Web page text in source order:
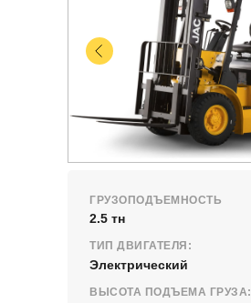
ГРУЗОПОДЪЕМНОСТЬ
2.5 тн
ТИП ДВИГАТЕЛЯ:
Электрический
ВЫСОТА ПОДЪЕМА ГРУЗА: